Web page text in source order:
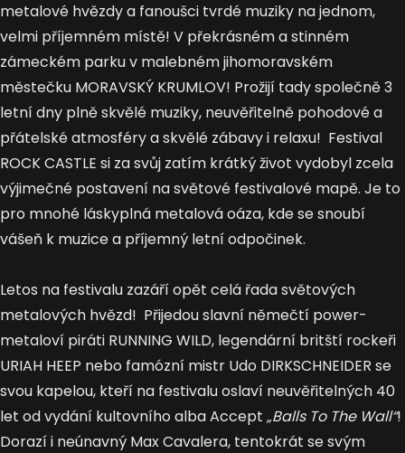
metalové hvězdy a fanoušci tvrdé muziky na jednom,
velmi příjemném místě! V překrásném a stinném
zámeckém parku v malebném jihomoravském
městečku MORAVSKÝ KRUMLOV! Prožijí tady společně 3
letní dny plně skvělé muziky, neuvěřitelně pohodové a
přátelské atmosféry a skvělé zábavy i relaxu! Festival
ROCK CASTLE si za svůj zatím krátký život vydobyl zcela
výjimečné postavení na světové festivalové mapě. Je to
pro mnohé láskyplná metalová oáza, kde se snoubí
vášeň k muzice a příjemný letní odpočinek.
Letos na festivalu zazáří opět celá řada světových
metalových hvězd! Přijedou slavní němečtí power-
metaloví piráti RUNNING WILD, legendární britští rockeři
URIAH HEEP nebo famózní mistr Udo DIRKSCHNEIDER se
svou kapelou, kteří na festivalu oslaví neuvěřitelných 40
let od vydání kultovního alba Accept „Balls To The Wall“!
Dorazí i neúnavný Max Cavalera, tentokrát se svým